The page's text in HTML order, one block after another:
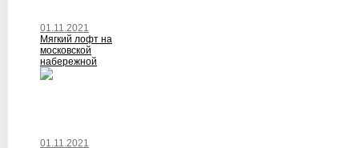
01.11.2021
Мягкий лофт на
московской
набережной
01.11.2021